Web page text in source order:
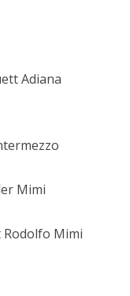
Adiana
Mimi
Rodolfo Mimi